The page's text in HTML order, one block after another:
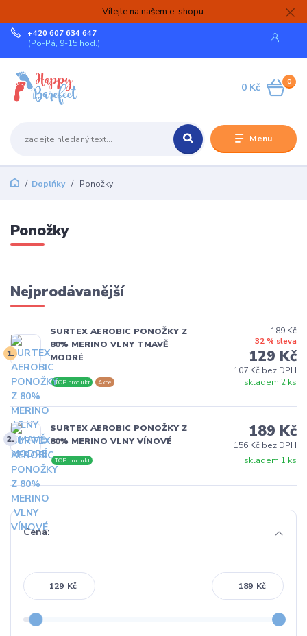
Vítejte na našem e-shopu.
Menu
+420 607 634 647
(Po-Pá, 9-15 hod.)
0
0 Kč
Doplňky Ponožky
Ponožky
Nejprodávanější
1.
SURTEX AEROBIC PONOŽKY Z
80% MERINO VLNY TMAVĚ
MODRÉ
skladem 2 ks
TOP produkt Akce
189 Kč
32 % sleva
129 Kč
107 Kč bez DPH
2.
SURTEX AEROBIC PONOŽKY Z
80% MERINO VLNY VÍNOVÉ
skladem 1 ks
TOP produkt
189 Kč
156 Kč bez DPH
Cena:
Kč Kč